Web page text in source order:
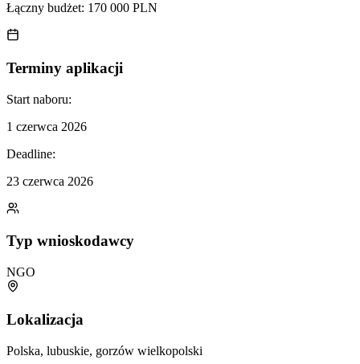
Łączny budżet: 170 000 PLN
Terminy aplikacji
Start naboru:
1 czerwca 2026
Deadline:
23 czerwca 2026
Typ wnioskodawcy
NGO
Lokalizacja
Polska, lubuskie, gorzów wielkopolski